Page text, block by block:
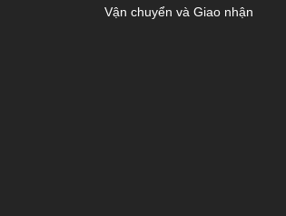
Vận chuyển và Giao nhận